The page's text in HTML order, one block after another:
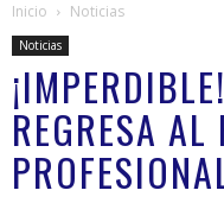
Inicio Noticias
Noticias
REGRESA AL